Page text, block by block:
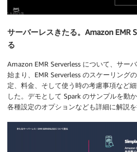
サーバーレスきたる。Amazon EMR
る
Amazon EMR Serverless について、サー
始まり、EMR Serverless のスケーリング
定、料金、そして使う時の考慮事項など
した。デモとして Spark のサンプルを動
各種設定のオプションなども詳細に解説を